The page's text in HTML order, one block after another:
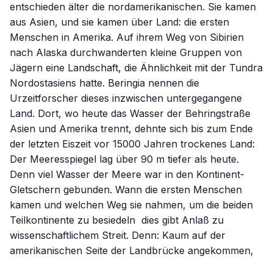
entschieden älter die nordamerikanischen. Sie kamen
aus Asien, und sie kamen über Land: die ersten
Menschen in Amerika. Auf ihrem Weg von Sibirien
nach Alaska durchwanderten kleine Gruppen von
Jägern eine Landschaft, die Ähnlichkeit mit der Tundra
Nordostasiens hatte. Beringia nennen die
Urzeitforscher dieses inzwischen untergegangene
Land. Dort, wo heute das Wasser der Behringstraße
Asien und Amerika trennt, dehnte sich bis zum Ende
der letzten Eiszeit vor 15000 Jahren trockenes Land:
Der Meeresspiegel lag über 90 m tiefer als heute.
Denn viel Wasser der Meere war in den Kontinent-
Gletschern gebunden. Wann die ersten Menschen
kamen und welchen Weg sie nahmen, um die beiden
Teilkontinente zu besiedeln  dies gibt Anlaß zu
wissenschaftlichem Streit. Denn: Kaum auf der
amerikanischen Seite der Landbrücke angekommen,